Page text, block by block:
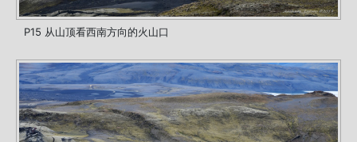
P15 从山顶看西南方向的火山口